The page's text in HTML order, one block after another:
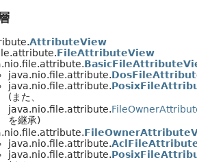
AttributeView
FileAttributeView
java.nio.file.attribute.
java.nio.file.attribute.
(また、
java.nio.file.attribute.
を継承)
java.nio.file.attribute.
java.nio.file.attribute.